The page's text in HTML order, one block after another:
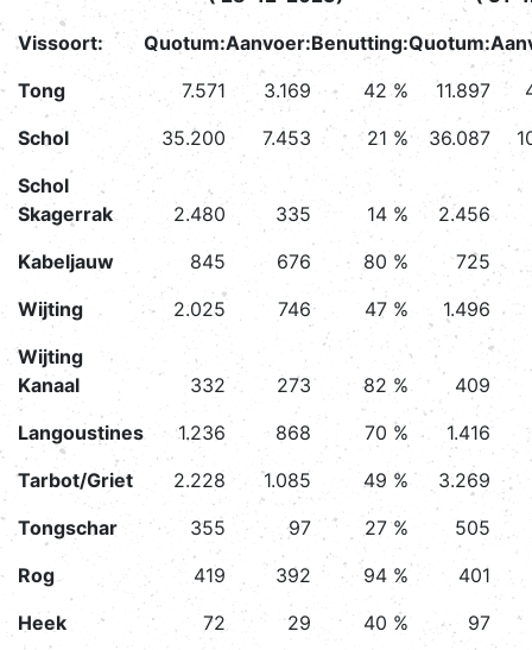
Vissoort:
Quotum:Aanvoer:Benutting:Quotum:
Tong
7.571 3.169 42 % 11.897
Schol
35.200 7.453 21 % 36.087
Schol
Skagerrak
2.480 335 14 %
2.456
Kabeljauw
845 676 80 %
725
Wijting
2.025 746 47 %
1.496
Wijting
Kanaal
332 273 82 %
409
Langoustines
1.236 868 70 % 1.416
Tarbot/Griet
2.228 1.085 49 %
3.269
Tongschar
355 97 27 %
505
Rog
419 392 94 %
401
Heek
72 29 40 %
97